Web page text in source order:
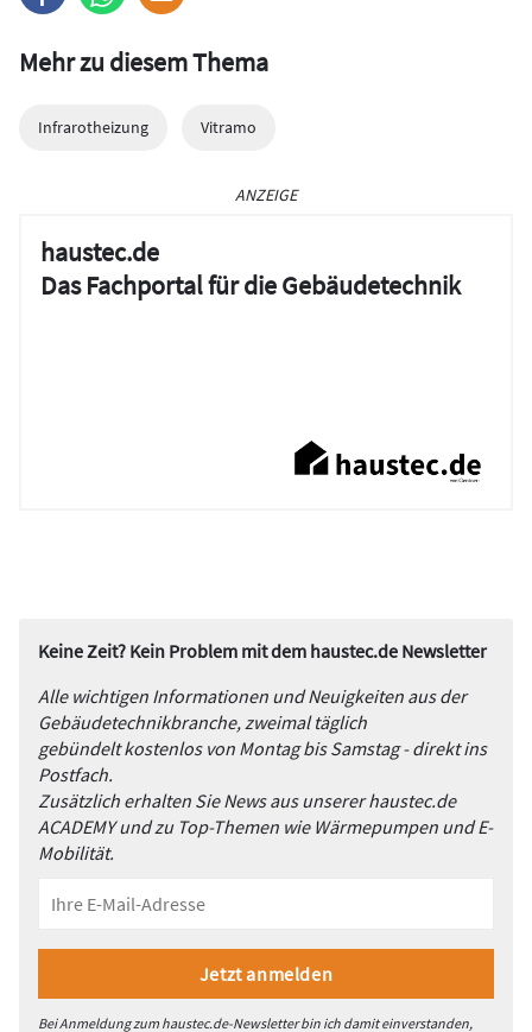
Mehr zu diesem Thema
Infrarotheizung Vitramo
ANZEIGE
haustec.de
Das Fachportal für die Gebäudetechnik
Keine Zeit? Kein Problem mit dem haustec.de Newsletter
Alle wichtigen Informationen und Neuigkeiten aus der
Gebäudetechnikbranche, zweimal täglich
gebündelt kostenlos von Montag bis Samstag - direkt ins
Postfach.
Zusätzlich erhalten Sie News aus unserer haustec.de
ACADEMY und zu Top-Themen wie Wärmepumpen und E-
Mobilität.
Bei Anmeldung zum haustec.de-Newsletter bin ich damit einverstanden,